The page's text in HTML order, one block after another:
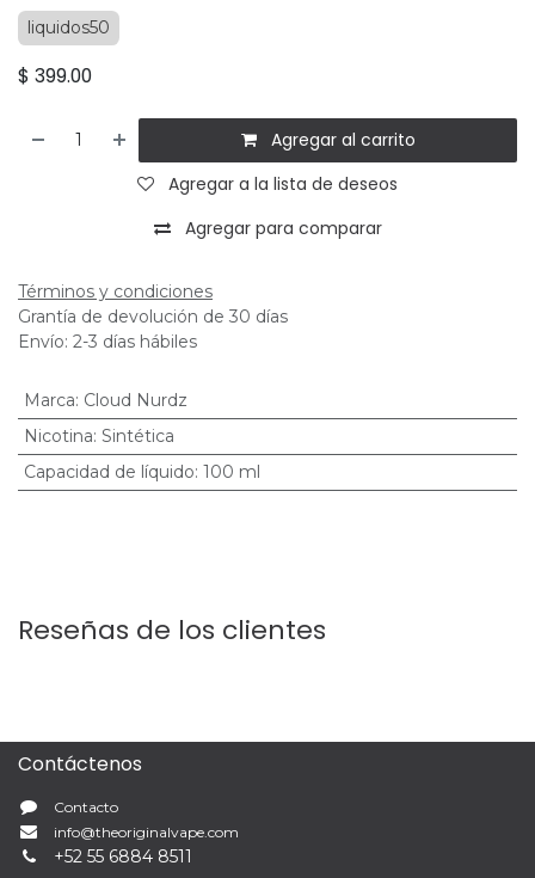
liquidos50
$ 399.00
Agregar al carrito
Agregar para comparar
Agregar a la lista de deseos
Términos y condiciones
Grantía de devolución de 30 días
Envío: 2-3 días hábiles
Marca: Cloud Nurdz
Nicotina: Sintética
Capacidad de líquido: 100 ml
Reseñas de los clientes
Contáctenos
Contacto
info@theoriginalvape.com
+52 55 6884 8511